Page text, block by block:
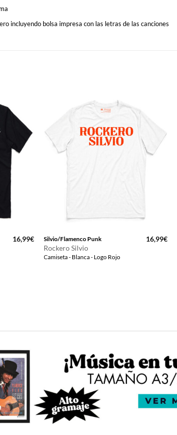
incluyendo bolsa impresa con las letras de las canciones
16,99€ Silvio/Flamenco Punk
Rockero Silvio
Camiseta - Blanca - Logo Rojo
16,99€